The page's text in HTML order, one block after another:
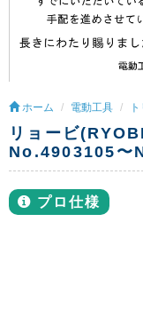
ホーム 電動工具
リョービ
No.4903105〜
プロ仕様